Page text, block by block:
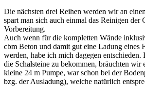
Die nächsten drei Reihen werden wir an
spart man sich auch einmal das Reinigen der
Vorbereitung.
Auch wenn für die kompletten Wände
cbm Beton und damit gut eine Ladung eines
werden, habe ich mich dagegen
die Schalsteine zu bekommen, bräuchten wir
kleine 24 m Pumpe, war schon bei der
bzg. der Ausladung), welche natürlich